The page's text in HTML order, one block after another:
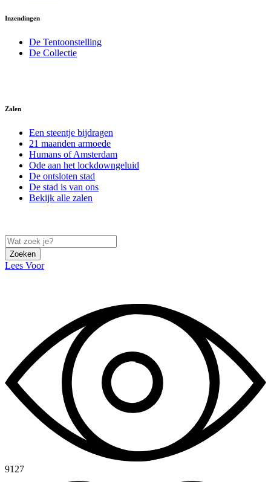
Inzendingen
De Tentoonstelling
De Collectie
Zalen
Een steentje bijdragen
21 maanden armoede
Humans of Amsterdam
Ode aan het lockdowngeluid
De ontsloten stad
De stad is van ons
Bekijk alle zalen
Zoeken
Lees Voor
9127